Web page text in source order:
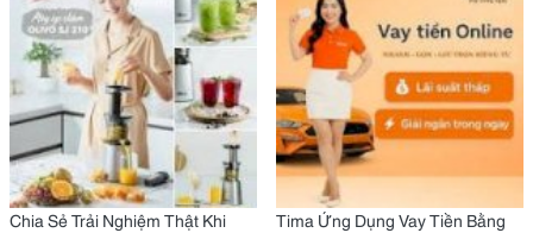
Chia Sẻ Trải Nghiệm Thật Khi
Tima Ứng Dụng Vay Tiền Bằng